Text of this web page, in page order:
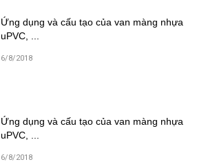
Ứng dụng và cấu tạo của van màng nhựa
uPVC, ...
6/8/2018
Ứng dụng và cấu tạo của van màng nhựa
uPVC, ...
6/8/2018